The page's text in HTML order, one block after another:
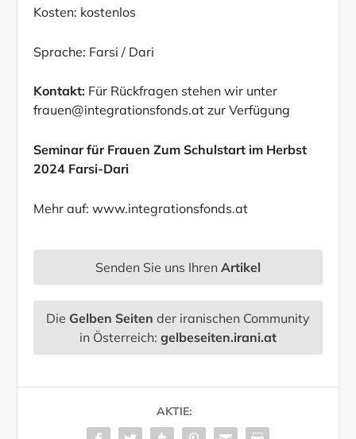
Kosten: kostenlos
Sprache: Farsi / Dari
Kontakt: Für Rückfragen stehen wir unter
frauen@integrationsfonds.at zur Verfügung
Seminar für Frauen Zum Schulstart im Herbst
2024 Farsi-Dari
Mehr auf:www.integrationsfonds.at
Senden Sie uns Ihren Artikel
Die Gelben Seiten der iranischen Community
in Österreich: gelbeseiten.irani.at
AKTIE: